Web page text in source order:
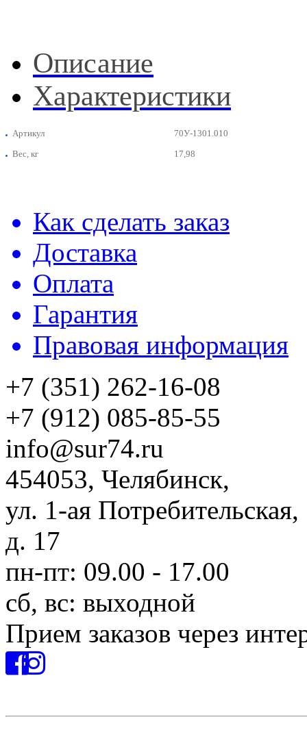
Описание
Характеристики
Артикул
70У-1301.010
Вес, кг
17,98
Как сделать заказ
Доставка
Оплата
Гарантия
Правовая информация
+7 (351) 262-16-08
+7 (912) 085-85-55
info@sur74.ru
454053, Челябинск,
ул. 1-ая Потребительская,
д. 17
пн-пт: 09.00 - 17.00
сб, вс: выходной
Прием заказов через